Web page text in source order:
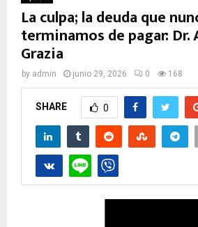
La culpa; la deuda que
terminamos de pagar: Dr.
Grazia
by admin junio 29, 2026 0 168
SHARE 0